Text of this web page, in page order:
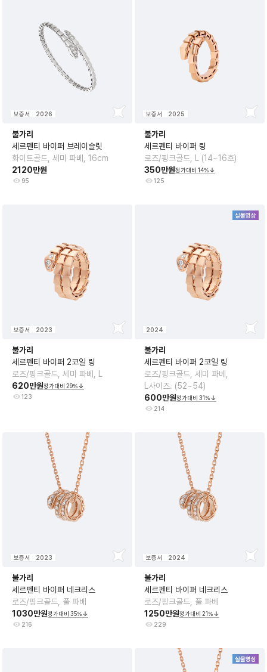
보증서 2026
불가리
세르펜티 바이퍼 브레이슬릿
화이트골드, 세미 파베, 16cm
2120만원
95
보증서 2025
불가리
세르펜티 바이퍼 링
로즈/핑크골드, L (14~16호)
350만원정가대비 14%
125
보증서 2023
불가리
세르펜티 바이퍼 2코일 링
로즈/핑크골드, 세미 파베, L
620만원정가대비 29%
123
실물영상
2024
불가리
세르펜티 바이퍼 2코일 링
로즈/핑크골드, 세미 파베,
L사이즈. (52~54)
600만원정가대비 31%
214
보증서 2023
불가리
세르펜티 바이퍼 네크리스
로즈/핑크골드, 풀 파베
1030만원정가대비 35%
216
보증서 2024
불가리
세르펜티 바이퍼 네크리스
로즈/핑크골드, 풀 파베
1250만원정가대비 21%
229
실물영상